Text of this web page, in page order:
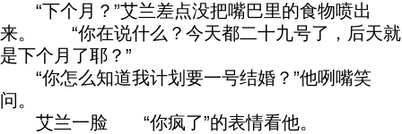
“下个月？”艾兰差点没把嘴巴里的食物喷出
来。 “你在说什么？今天都二十九号了，后天就
是下个月了耶？”
“你怎么知道我计划要一号结婚？”他咧嘴笑
问。
艾兰一脸 “你疯了”的表情看他。